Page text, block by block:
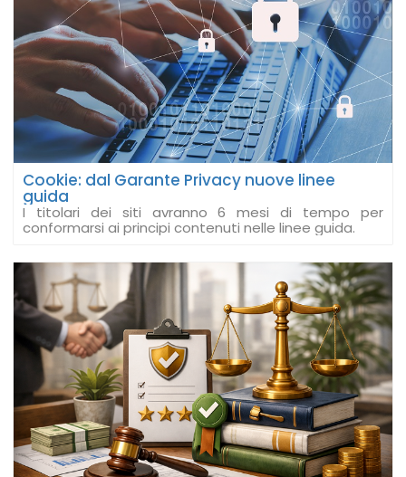
Cookie: dal Garante Privacy nuove linee
guida
I titolari dei siti avranno 6 mesi di tempo per
conformarsi ai principi contenuti nelle linee guida.